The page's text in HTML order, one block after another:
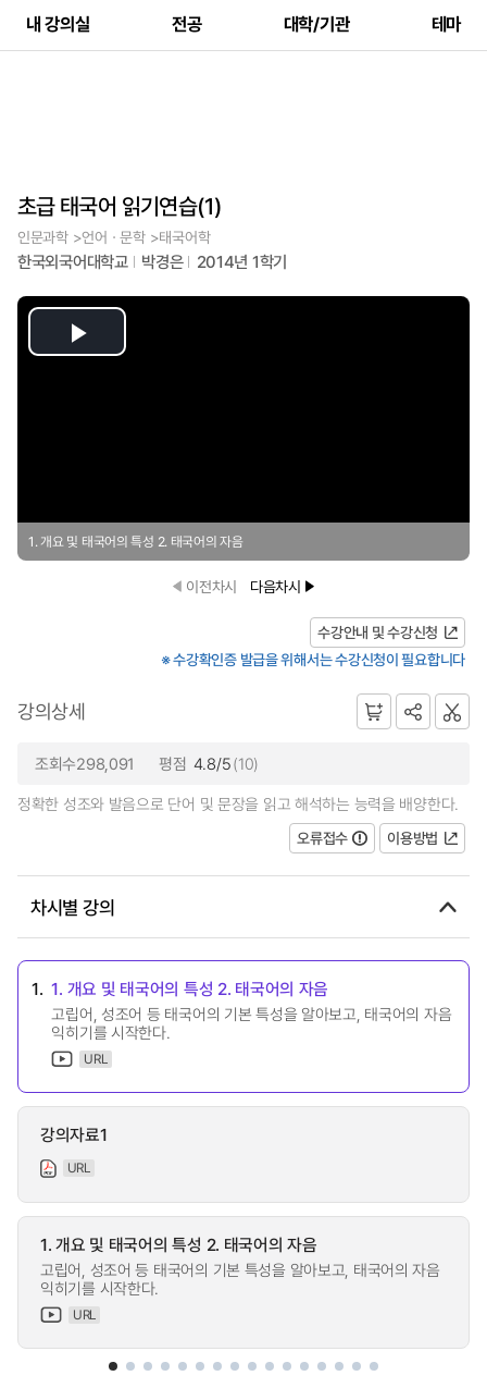
내 강의실 전공 대학/기관 테마
초급 태국어 읽기연습(1)
인문과학 >언어ㆍ문학 >태국어학
한국외국어대학교 박경은 2014년 1학기
Play
1. 개요 및 태국어의 특성 2. 태국어의 자음
이전차시 다음차시
수강안내 및 수강신청
※ 수강확인증 발급을 위해서는 수강신청이 필요합니다
강의상세
조회수298,091 평점 4.8/5(10)
정확한 성조와 발음으로 단어 및 문장을 읽고 해석하는 능력을 배양한다.
오류접수
이용방법
차시별 강의
1. 1. 개요 및 태국어의 특성 2. 태국어의 자음
고립어, 성조어 등 태국어의 기본 특성을 알아보고, 태국어의 자음
익히기를 시작한다.
URL
강의자료1
URL
1. 개요 및 태국어의 특성 2. 태국어의 자음
고립어, 성조어 등 태국어의 기본 특성을 알아보고, 태국어의 자음
익히기를 시작한다.
URL